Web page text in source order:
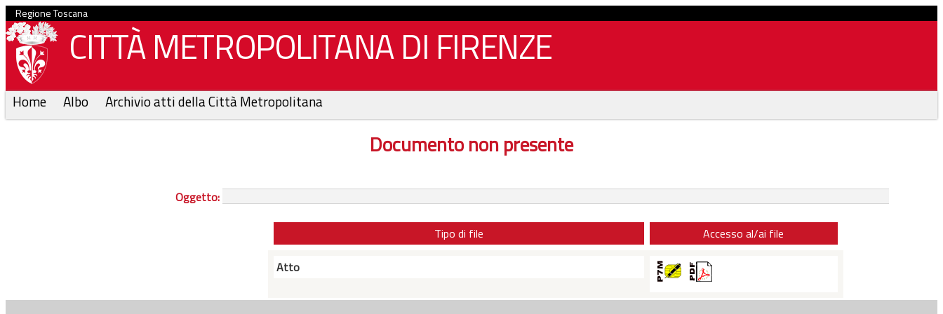
Regione Toscana
CITTÀ METROPOLITANA DI FIRENZE
Home Albo Archivio atti della Città Metropolitana
Documento non presente
Oggetto:
Tipo di file
Accesso al/ai file
Atto